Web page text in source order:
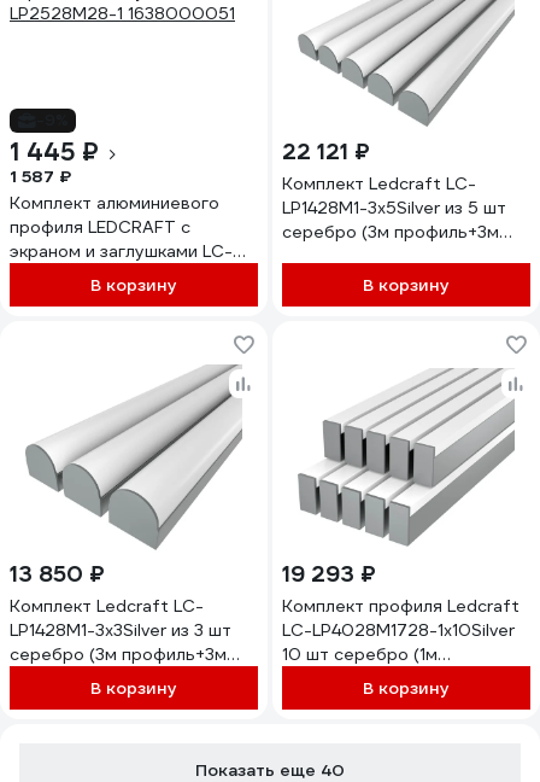
1 445 ₽
1 587 ₽
Комплект алюминиевого
профиля LEDCRAFT с
экраном и заглушками LC-
LP2528M28-1 1638000051
В корзину
22 121 ₽
Комплект Ledcraft LC-
LP1428M1-3x5Silver из 5 шт
серебро (3м профиль+3м
1616340607В корзину
13 850 ₽
Комплект Ledcraft LC-
LP1428M1-3x3Silver из 3 шт
серебро (3м профиль+3м
рассеиватель+2 заглушки)
В корзину
19 293 ₽
Комплект профиля Ledcraft
LC-LP4028M1728-1x10Silver
10 шт серебро (1м
профиль+1м рассеиватель+2
заглушки+комплект
В корзину
Показать еще 40